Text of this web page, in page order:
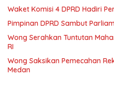
Waket Komisi 4 DPRD Hadiri
Pimpinan DPRD Sambut
Wong Serahkan Tuntutan
RI
Wong Saksikan Pemecahan
Medan